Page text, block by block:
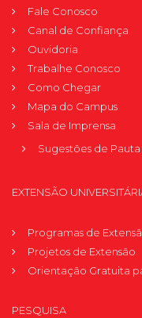
Fale Conosco
Canal de Confiança
Ouvidoria
Trabalhe Conosco
Como Chegar
Mapa do Campus
Sala de Imprensa
Sugestões de Pauta
EXTENSÃO
Programas de
Projetos de Extensão
Orientação Gratuita
PESQUISA